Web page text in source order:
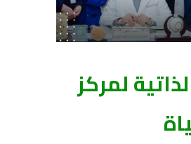
لمركز